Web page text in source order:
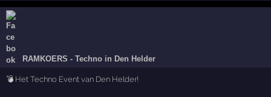
RAMKOERS - Techno in Den Helder
💣 Het Techno Event van Den Helder!